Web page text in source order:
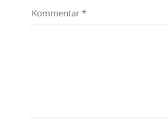
Kommentar *